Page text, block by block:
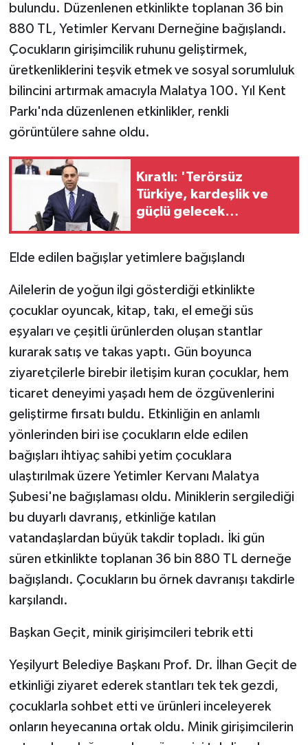
bulundu. Düzenlenen etkinlikte toplanan 36 bin
880 TL, Yetimler Kervanı Derneğine bağışlandı.
Çocukların girişimcilik ruhunu geliştirmek,
üretkenliklerini teşvik etmek ve sosyal sorumluluk
bilincini artırmak amacıyla Malatya 100. Yıl Kent
Parkı'nda düzenlenen etkinlikler, renkli
görüntülere sahne oldu.
Kıratlı: 'Terörsüz
Türkiye, kardeşlik ve
güçlü gelecek
Elde edilen bağışlar yetimlere bağışlandı
Ailelerin de yoğun ilgi gösterdiği etkinlikte
çocuklar oyuncak, kitap, takı, el emeği süs
eşyaları ve çeşitli ürünlerden oluşan stantlar
kurarak satış ve takas yaptı. Gün boyunca
ziyaretçilerle birebir iletişim kuran çocuklar, hem
ticaret deneyimi yaşadı hem de özgüvenlerini
geliştirme fırsatı buldu. Etkinliğin en anlamlı
yönlerinden biri ise çocukların elde edilen
bağışları ihtiyaç sahibi yetim çocuklara
ulaştırılmak üzere Yetimler Kervanı Malatya
Şubesi'ne bağışlaması oldu. Miniklerin sergilediği
bu duyarlı davranış, etkinliğe katılan
vatandaşlardan büyük takdir topladı. İki gün
süren etkinlikte toplanan 36 bin 880 TL derneğe
bağışlandı. Çocukların bu örnek davranışı takdirle
karşılandı.
Başkan Geçit, minik girişimcileri tebrik etti
Yeşilyurt Belediye Başkanı Prof. Dr. İlhan Geçit de
etkinliği ziyaret ederek stantları tek tek gezdi,
çocuklarla sohbet etti ve ürünleri inceleyerek
onların heyecanına ortak oldu. Minik girişimcilerin